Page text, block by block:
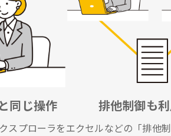
同じ操作
スプローラを
排他制御も
エクセルなどの「排他